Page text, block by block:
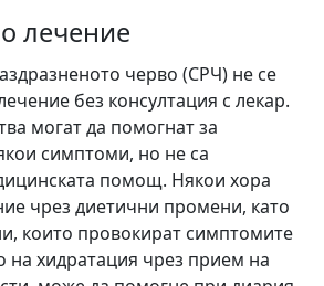
лечение
черво (СРЧ) не се
без консултация с лекар.
могат да помогнат за
симптоми, но не са
помощ. Някои хора
чрез диетични промени, като
които провокират симптомите
хидратация чрез прием на